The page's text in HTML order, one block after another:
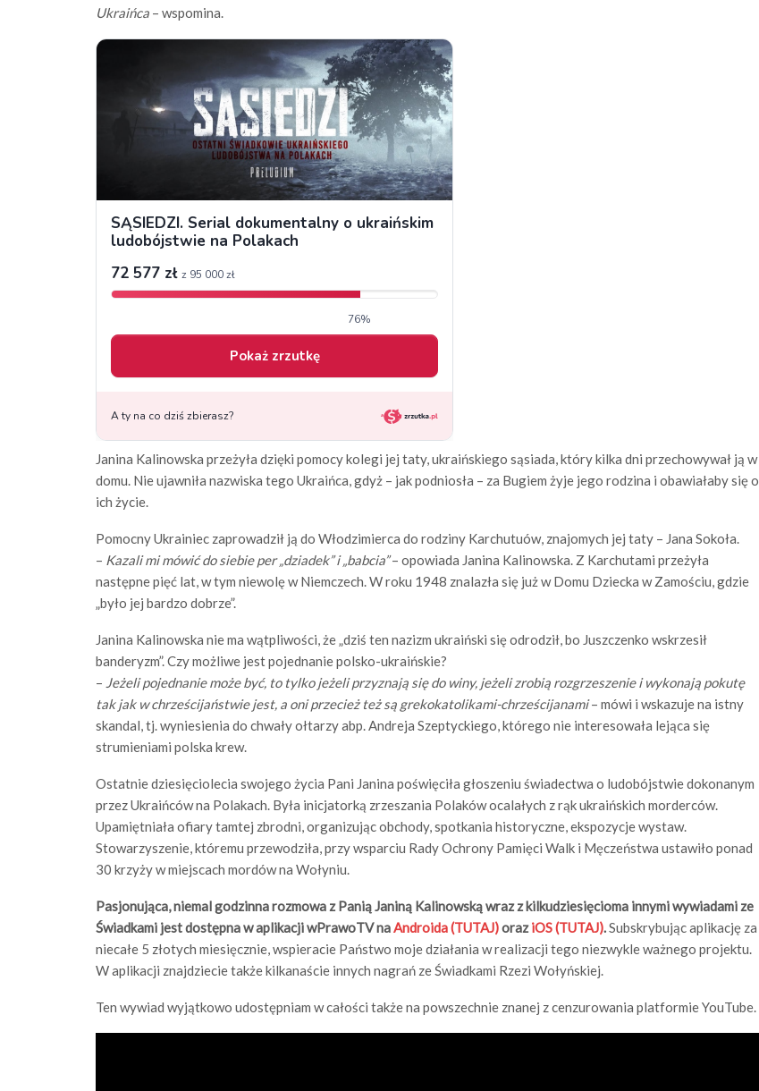
Ukraińca – wspomina.
Janina Kalinowska przeżyła dzięki pomocy kolegi jej taty, ukraińskiego sąsiada, który kilka dni przechowywał ją w
domu. Nie ujawniła nazwiska tego Ukraińca, gdyż – jak podniosła – za Bugiem żyje jego rodzina i obawiałaby się o
ich życie.
Pomocny Ukrainiec zaprowadził ją do Włodzimierca do rodziny Karchutuów, znajomych jej taty – Jana Sokoła.
– Kazali mi mówić do siebie per „dziadek” i „babcia”– opowiada Janina Kalinowska. Z Karchutami przeżyła
następne pięć lat, w tym niewolę w Niemczech. W roku 1948 znalazła się już w Domu Dziecka w Zamościu, gdzie
„było jej bardzo dobrze”.
Janina Kalinowska nie ma wątpliwości, że „dziś ten nazizm ukraiński się odrodził, bo Juszczenko wskrzesił
banderyzm”. Czy możliwe jest pojednanie polsko-ukraińskie?
– Jeżeli pojednanie może być, to tylko jeżeli przyznają się do winy, jeżeli zrobią rozgrzeszenie i wykonają pokutę
tak jak w chrześcijaństwie jest, a oni przecież też są grekokatolikami-chrześcijanami– mówi i wskazuje na istny
skandal, tj. wyniesienia do chwały ołtarzy abp. Andreja Szeptyckiego, którego nie interesowała lejąca się
strumieniami polska krew.
Ostatnie dziesięciolecia swojego życia Pani Janina poświęciła głoszeniu świadectwa o ludobójstwie dokonanym
przez Ukraińców na Polakach. Była inicjatorką zrzeszania Polaków ocalałych z rąk ukraińskich morderców.
Upamiętniała ofiary tamtej zbrodni, organizując obchody, spotkania historyczne, ekspozycje wystaw.
Stowarzyszenie, któremu przewodziła, przy wsparciu Rady Ochrony Pamięci Walk i Męczeństwa ustawiło ponad
30 krzyży w miejscach mordów na Wołyniu.
Pasjonująca, niemal godzinna rozmowa z Panią Janiną Kalinowską wraz z kilkudziesięcioma innymi wywiadami ze
Świadkami jest dostępna w aplikacji wPrawoTV naAndroida (TUTAJ)oraziOS (TUTAJ).Subskrybując aplikację za
niecałe 5 złotych miesięcznie, wspieracie Państwo moje działania w realizacji tego niezwykle ważnego projektu.
W aplikacji znajdziecie także kilkanaście innych nagrań ze Świadkami Rzezi Wołyńskiej.
Ten wywiad wyjątkowo udostępniam w całości także na powszechnie znanej z cenzurowania platformie YouTube.